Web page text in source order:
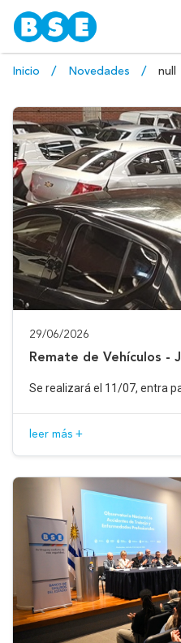
Inicio Novedades null
29/06/2026
Remate de Vehículos -
Se realizará el 11/07, entra
leer más +